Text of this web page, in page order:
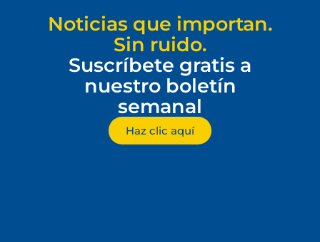
Noticias que importan.
Sin ruido.
Suscríbete gratis a
nuestro boletín
semanal
Haz clic aquí